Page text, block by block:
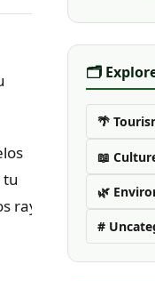
tu
rayos
🗂️
🌴
📖
🌿
#